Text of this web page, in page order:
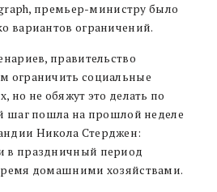
премьер-министру было
вариантов ограничений.
правительство
ограничить социальные
но не обяжут это делать по
шаг пошла на прошлой неделе
Никола Стерджен:
в праздничный период
домашними хозяйствами.